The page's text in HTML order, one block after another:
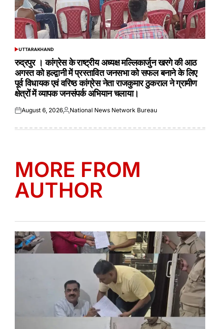
POSTED
UTTARAKHAND
रुद्रपुर । कांग्रेस के राष्ट्रीय अध्यक्ष मल्लिकार्जुन खरगे की आठ
अगस्त को हल्द्वानी में प्रस्तावित जनसभा को सफल बनाने के लिए
पूर्व विधायक एवं वरिष्ठ कांग्रेस नेता राजकुमार ठुकराल ने ग्रामीण
क्षेत्रों में व्यापक जनसंपर्क अभियान चलाया।
Posted
August 6, 2026Posted
National News Network Bureau
MORE FROM
AUTHOR